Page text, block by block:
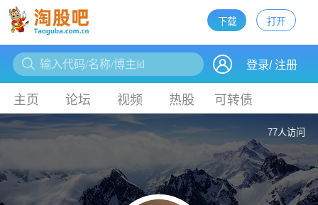
下载
登录/注册
主页 论坛 视频 热股 可转债
打开
下载
77人访问